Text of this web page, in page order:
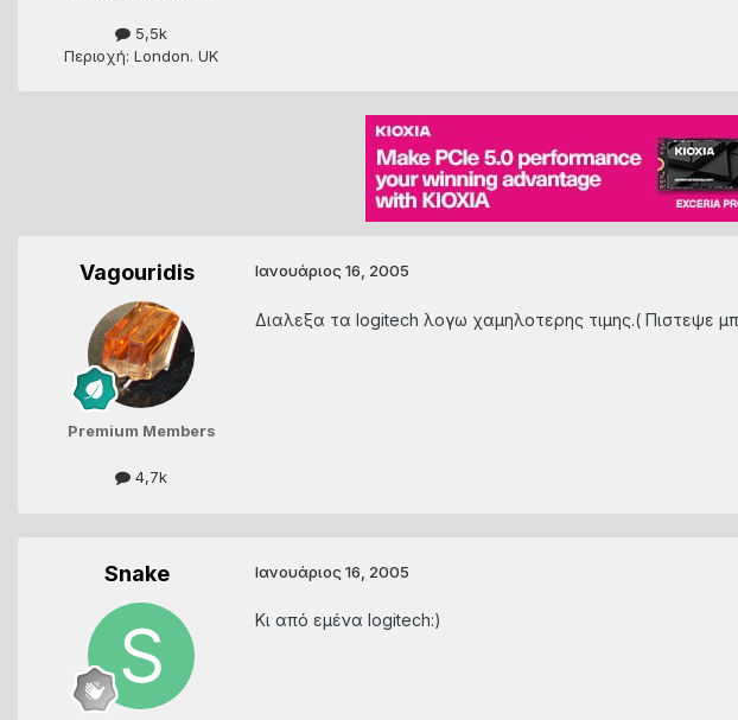
5,5k
Περιοχή: London. UK
Vagouridis
Premium Members
4,7k
Ιανουάριος 16, 2005
Διαλεξα τα logitech λογω χαμηλοτερης τιμης.( Πιστεψε
Snake Ιανουάριος 16, 2005
Κι από εμένα logitech:)